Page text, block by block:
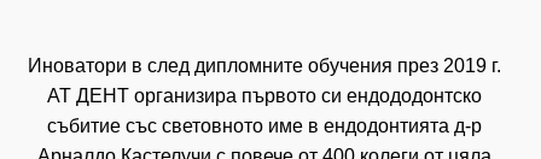
Иноватори в след дипломните обучения през 2019 г.
АТ ДЕНТ организира първото си ендододонтско
събитие със световното име в ендодонтията д-р